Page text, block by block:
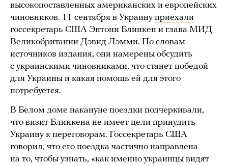
высокопоставленных американских и европейских
чиновников. 11 сентября в Украинуприехали
госсекретарь США Энтони Блинкен и глава МИД
Великобритании Дэвид Лэмми. По словам
источников издания, они намерены обсудить
с украинскими чиновниками, что станет победой
для Украины и какая помощь ей для этого
потребуется.
В Белом доме накануне поездки подчеркивали,
что визит Блинкена не имеет цели принудить
Украину к переговорам. Госсекретарь США
говорил, что его поездка частично направлена
на то, чтобы узнать, «как именно украинцы видят